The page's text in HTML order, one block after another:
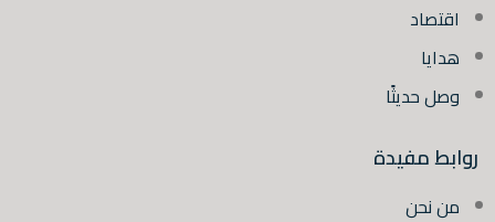
اقتصاد
هدايا
وصل حديثًا
روابط مفيدة
من نحن